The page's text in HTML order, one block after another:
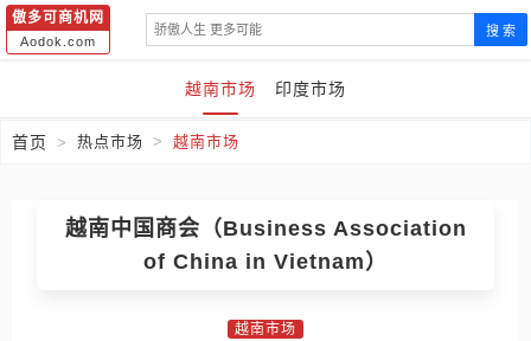
傲多可商机网
Aodok.com
搜 索
越南市场 印度市场
首页 热点市场 越南市场
越南中国商会（Business Association
of China in Vietnam）
越南市场